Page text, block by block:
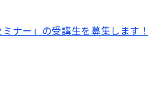
ナー」の受講生を募集します！